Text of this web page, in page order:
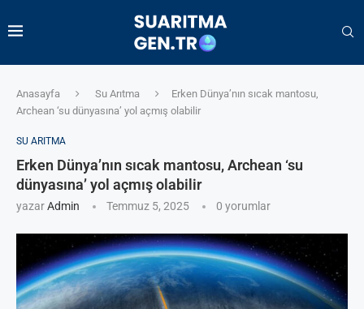
Anasayfa Su Arıtma
Erken Dünya’nın sıcak mantosu,
Archean ‘su dünyasına’ yol açmış olabilir
SU ARITMA
Erken Dünya’nın sıcak mantosu, Archean ‘su
dünyasına’ yol açmış olabilir
yazarAdmin Temmuz 5, 2025 0 yorumlar